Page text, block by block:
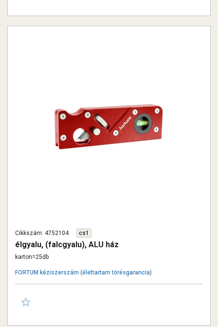
Cikkszám: 4752104 cs1
élgyalu, (falcgyalu), ALU ház
karton=25db
FORTUM kéziszerszám (élettartam törésgarancia)